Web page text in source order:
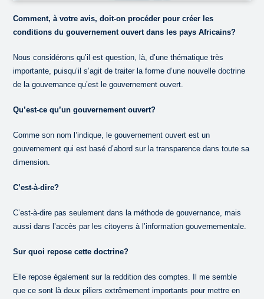
Comment, à votre avis, doit-on procéder pour créer les
conditions du gouvernement ouvert dans les pays Africains?
Nous considérons qu’il est question, là, d’une thématique très
importante, puisqu’il s’agit de traiter la forme d’une nouvelle doctrine
de la gouvernance qu’est le gouvernement ouvert.
Qu’est-ce qu’un gouvernement ouvert?
Comme son nom l’indique, le gouvernement ouvert est un
gouvernement qui est basé d’abord sur la transparence dans toute sa
dimension.
C’est-à-dire?
C’est-à-dire pas seulement dans la méthode de gouvernance, mais
aussi dans l’accès par les citoyens à l’information gouvernementale.
Sur quoi repose cette doctrine?
Elle repose également sur la reddition des comptes. Il me semble
que ce sont là deux piliers extrêmement importants pour mettre en